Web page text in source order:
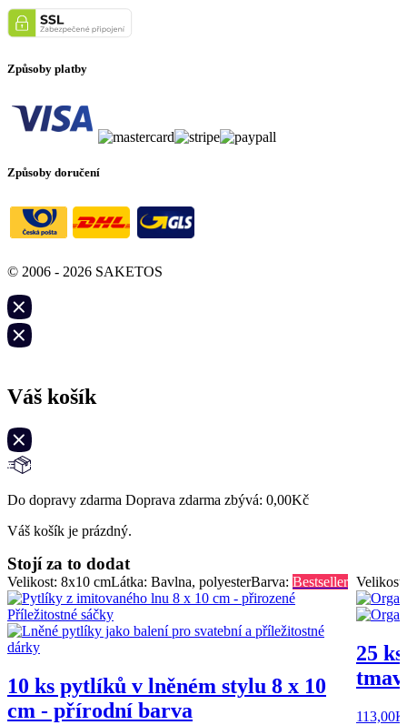
Způsoby platby
Způsoby doručení
© 2006 - 2026 SAKETOS
Váš košík
Do dopravy zdarma Doprava zdarma zbývá: 0,00Kč
Váš košík je prázdný.
Stojí za to dodat
Velikost: 8x10 cmLátka: Bavlna, polyesterBarva: Bestseller
10 ks pytlíků v lněném stylu 8 x 10
cm - přírodní barva
25
113,00